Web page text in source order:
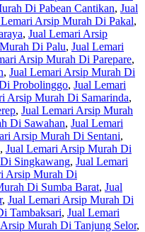
Di Pabean Cantikan, Jual
Arsip Murah Di Pakal,
, Jual Lemari Arsip
Di Palu, Jual Lemari
Arsip Murah Di Parepare,
, Jual Lemari Arsip Murah Di
Probolinggo, Jual Lemari
Arsip Murah Di Samarinda,
, Jual Lemari Arsip Murah
Di Sawahan, Jual Lemari
Arsip Murah Di Sentani,
, Jual Lemari Arsip Murah Di
Singkawang, Jual Lemari
Arsip Murah Di
Di Sumba Barat, Jual
, Jual Lemari Arsip Murah Di
Tambaksari, Jual Lemari
Murah Di Tanjung Selor,